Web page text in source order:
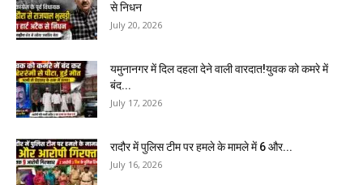
से निधन
July 20, 2026
यमुनानगर में दिल दहला देने वाली वारदात!युवक को कमरे में
बंद...
July 17, 2026
रादौर में पुलिस टीम पर हमले के मामले में 6 और...
July 16, 2026